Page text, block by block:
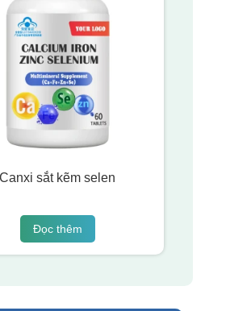
Canxi sắt kẽm selen
Đọc thêm